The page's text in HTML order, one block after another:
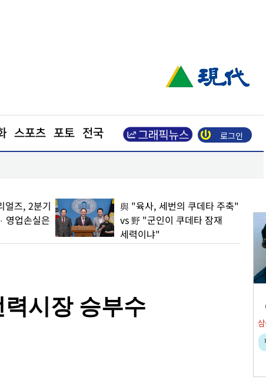
스포츠 포토 전국 로그인
얼즈, 2분기
영업손실은
與 "육사, 세번의 쿠데타 주축"
vs 野 "군인이 쿠데타 잠재
세력이냐"
시장 승부수
삼